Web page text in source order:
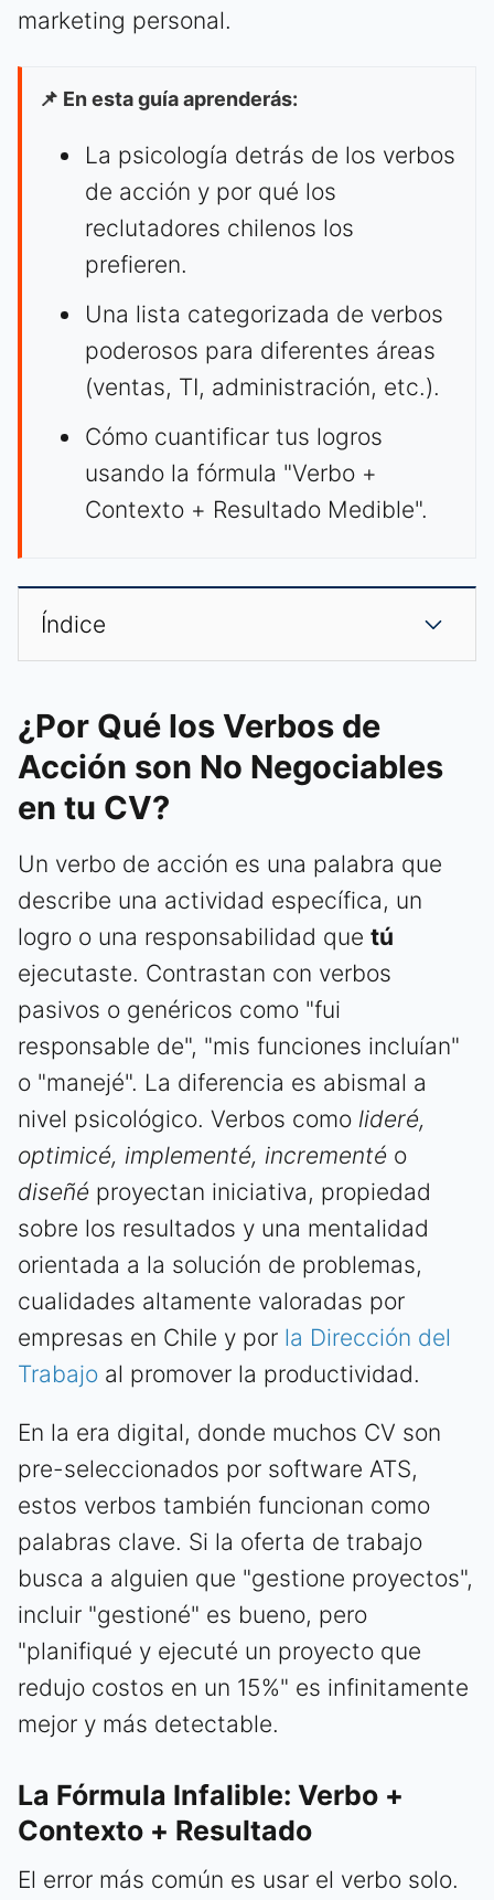
marketing personal.
📌 En esta guía aprenderás:
La psicología detrás de los verbos
de acción y por qué los
reclutadores chilenos los
prefieren.
Una lista categorizada de verbos
poderosos para diferentes áreas
(ventas, TI, administración, etc.).
Cómo cuantificar tus logros
usando la fórmula "Verbo +
Contexto + Resultado Medible".
Índice
¿Por Qué los Verbos de
Acción son No Negociables
en tu CV?
Un verbo de acción es una palabra que
describe una actividad específica, un
logro o una responsabilidad que tú
ejecutaste. Contrastan con verbos
pasivos o genéricos como "fui
responsable de", "mis funciones incluían"
o "manejé". La diferencia es abismal a
nivel psicológico. Verbos como lideré,
optimicé, implementé, incrementé o
diseñé proyectan iniciativa, propiedad
sobre los resultados y una mentalidad
orientada a la solución de problemas,
cualidades altamente valoradas por
empresas en Chile y por la Dirección del
Trabajo al promover la productividad.
En la era digital, donde muchos CV son
pre-seleccionados por software ATS,
estos verbos también funcionan como
palabras clave. Si la oferta de trabajo
busca a alguien que "gestione proyectos",
incluir "gestioné" es bueno, pero
"planifiqué y ejecuté un proyecto que
redujo costos en un 15%" es infinitamente
mejor y más detectable.
La Fórmula Infalible: Verbo +
Contexto + Resultado
El error más común es usar el verbo solo.